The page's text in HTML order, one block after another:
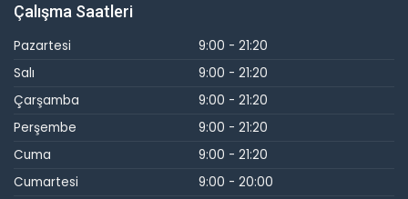
Çalışma Saatleri
Pazartesi
9:00 - 21:20
Salı
9:00 - 21:20
Çarşamba
9:00 - 21:20
Perşembe
9:00 - 21:20
Cuma
9:00 - 21:20
Cumartesi
9:00 - 20:00